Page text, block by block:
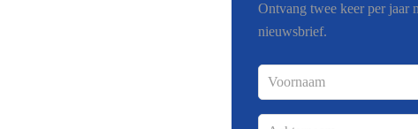
Ontvang twee keer per jaar
nieuwsbrief.